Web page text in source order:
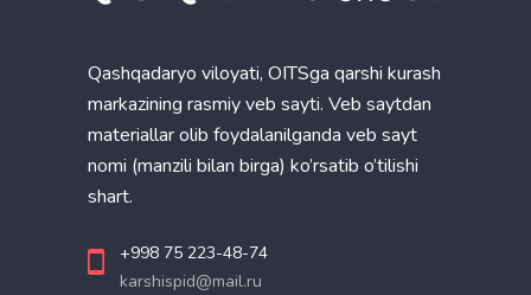
Qashqadaryo viloyati, OITSga qarshi kurash
markazining rasmiy veb sayti. Veb saytdan
materiallar olib foydalanilganda veb sayt
nomi (manzili bilan birga) ko’rsatib o’tilishi
shart.
+998 75 223-48-74
karshispid@mail.ru